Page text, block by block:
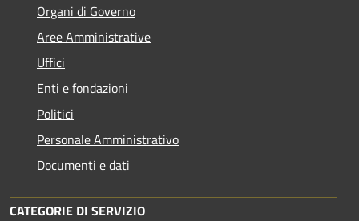
Organi di Governo
Aree Amministrative
Uffici
Enti e fondazioni
Politici
Personale Amministrativo
Documenti e dati
CATEGORIE DI SERVIZIO